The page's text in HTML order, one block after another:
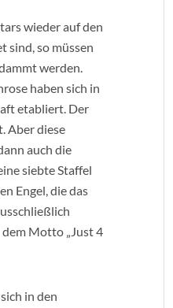
wieder auf den
sind, so müssen
werden.
haben sich in
etabliert. Der
Aber diese
auch die
siebte Staffel
Engel, die das
Motto „Just 4
in den